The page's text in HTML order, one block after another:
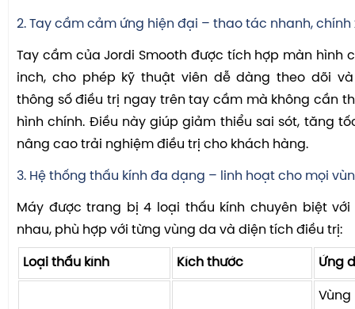
2. Tay cầm cảm ứng hiện đại – thao tác nhanh, chính
Tay cầm của Jordi Smooth được tích hợp màn hình
inch, cho phép kỹ thuật viên dễ dàng theo dõi
thông số điều trị ngay trên tay cầm mà không cần
hình chính. Điều này giúp giảm thiểu sai sót, tăng
nâng cao trải nghiệm điều trị cho khách hàng.
3. Hệ thống thấu kính đa dạng – linh hoạt cho mọi
Máy được trang bị 4 loại thấu kính chuyên biệt với
nhau, phù hợp với từng vùng da và diện tích điều trị:
Loại thấu kính Kích thước Ứng
Vùng